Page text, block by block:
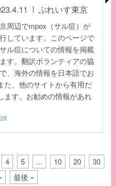
ぷれいす東京
周辺でmpox（サル痘）が
しています。このページで
ル痘についての情報を掲載
す。翻訳ボランティアの協
、海外の情報を日本語でお
た、他のサイトから有用だ
ます。お勧めの情報があれ
4 5 ... 10 20
30
最後 »